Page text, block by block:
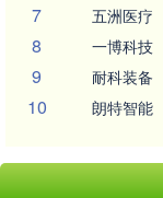
7 五洲医疗
8 一博科技
9 耐科装备
10 朗特智能